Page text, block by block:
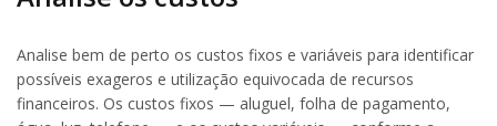
Analise bem de perto os custos fixos e variáveis para identificar
possíveis exageros e utilização equivocada de recursos
financeiros. Os custos fixos — aluguel, folha de pagamento,